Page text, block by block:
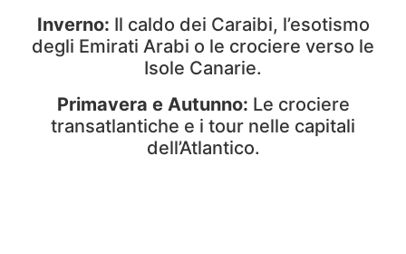
Inverno: Il caldo dei Caraibi, l’esotismo
degli Emirati Arabi o le crociere verso le
Isole Canarie.
Primavera e Autunno: Le crociere
transatlantiche e i tour nelle capitali
dell’Atlantico.